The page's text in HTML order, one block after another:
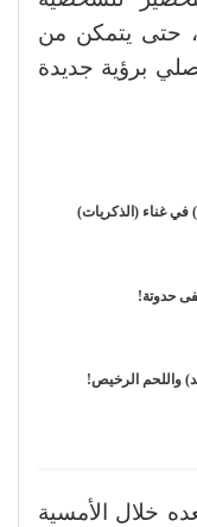
حتى يتمكن من
برؤية جديدة
غناء (الذكريات)
حدوتة!
واللحم الرخيص!
خلال الأمسية